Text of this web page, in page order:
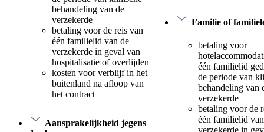
behandeling van de
verzekerde
betaling voor de reis van
één familielid van de
verzekerde in geval van
hospitalisatie of overlijden
kosten voor verblijf in het
buitenland na afloop van
het contract
Aansprakelijkheid jegens
Familie of
betaling voor
één familielid
de periode van
behandeling van
verzekerde
betaling voor de
één familielid